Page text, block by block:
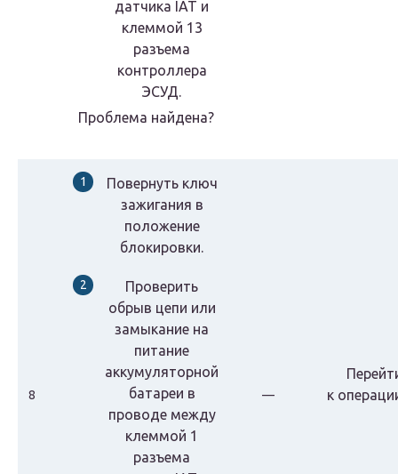
датчика IAT и
клеммой 13
разъема
контроллера
ЭСУД.
Проблема найдена?
8
Повернуть ключ
зажигания в
положение
блокировки.
Проверить
обрыв цепи или
замыкание на
питание
аккумуляторной
батареи в
проводе между
клеммой 1
разъема
—
к